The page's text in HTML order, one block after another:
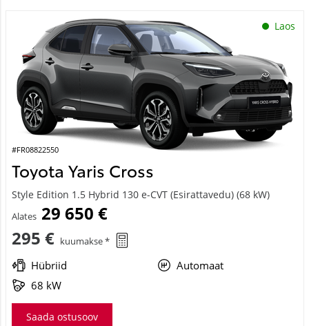
Laos
#FR08822550
Toyota Yaris Cross
Style Edition 1.5 Hybrid 130 e-CVT (Esirattavedu) (68 kW)
Alates 29 650 €
295 € kuumakse *
Hübriid
Automaat
68 kW
Saada ostusoov